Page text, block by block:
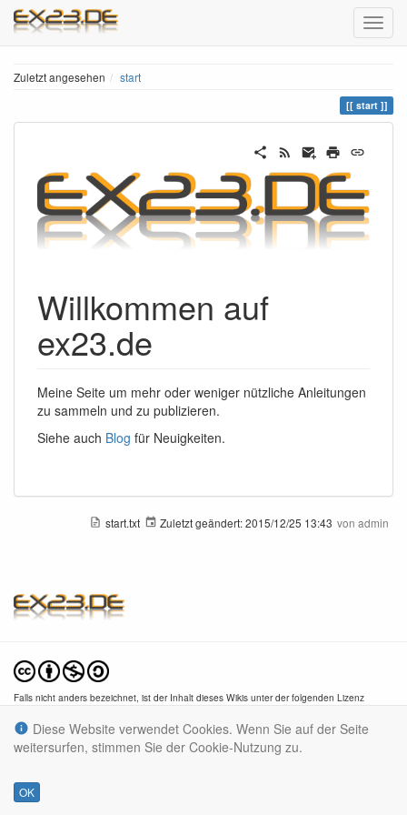
Zuletzt angesehen start
start
Willkommen auf
ex23.de
Meine Seite um mehr oder weniger nützliche Anleitungen
zu sammeln und zu publizieren.
Siehe auch Blog für Neuigkeiten.
start.txt Zuletzt geändert:2015/12/25 13:43 von admin
Falls nicht anders bezeichnet, ist der Inhalt dieses Wikis unter der folgenden Lizenz
CC Attribution-Noncommercial-Share Alike 4.0 International
Diese Website verwendet Cookies. Wenn Sie auf der Seite
weitersurfen, stimmen Sie der Cookie-Nutzung zu.
OK